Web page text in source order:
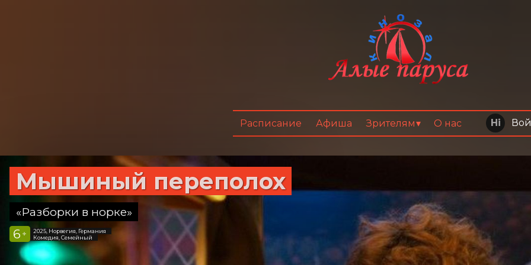
Расписание Афиша Зрителям О нас
Мышиный переполох
«Разборки в норке»
6 +
2025, Норвегия, Германия
Комедия, Семейный